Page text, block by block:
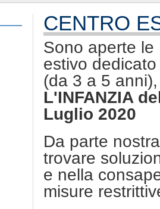
CENTRO
Sono aperte le
estivo
(da 3 a 5
L'INFANZIA
Luglio 2020
Da parte
trovare
e nella
misure